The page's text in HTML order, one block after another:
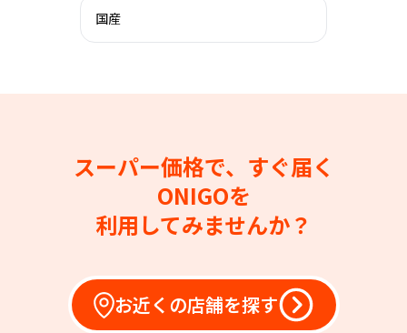
国産
スーパー価格で、すぐ届く
ONIGOを
利用してみませんか？
お近くの店舗を探す